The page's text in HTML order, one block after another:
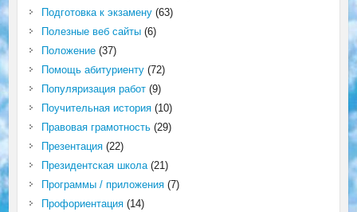
Подготовка к экзамену(63)
Полезные веб сайты(6)
Положение(37)
Помощь абитуриенту(72)
Популяризация работ(9)
Поучительная история(10)
Правовая грамотность(29)
Презентация(22)
Президентская школа(21)
Программы / приложения(7)
Профориентация(14)